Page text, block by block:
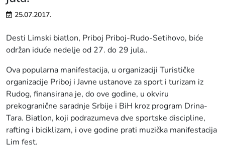
25.07.2017.
Desti Limski biatlon, Priboj Priboj-Rudo-Setihovo, biće
održan iduće nedelje od 27. do 29 jula..
Ova popularna manifestacija, u organizaciji Turističke
organizacije Priboj i Javne ustanove za sport i turizam iz
Rudog, finansirana je, do ove godine, u okviru
prekogranične saradnje Srbije i BiH kroz program Drina-
Tara. Biatlon, koji podrazumeva dve sportske discipline,
rafting i biciklizam, i ove godine prati muzička manifestacija
Lim fest.